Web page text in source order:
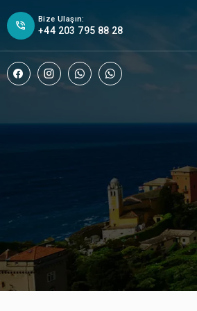
Bize Ulaşın:
+44 203 795 88 28